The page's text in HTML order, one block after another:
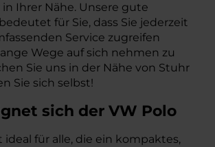
Ihrer Nähe. Unsere gute
für Sie, dass Sie jederzeit
Service zugreifen
Wege auf sich nehmen zu
Sie uns in der Nähe von Stuhr
Sie sich selbst!
sich der VW Polo
ideal für alle, die ein kompaktes,